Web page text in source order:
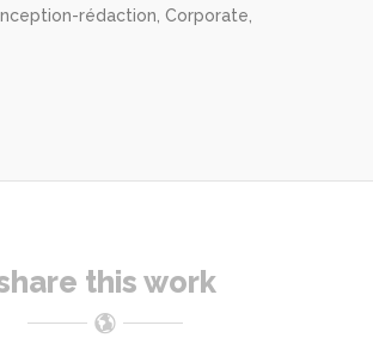
rédaction, Corporate,
this work